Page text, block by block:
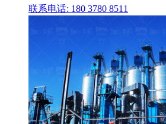
联系电话: 180 3780 8511